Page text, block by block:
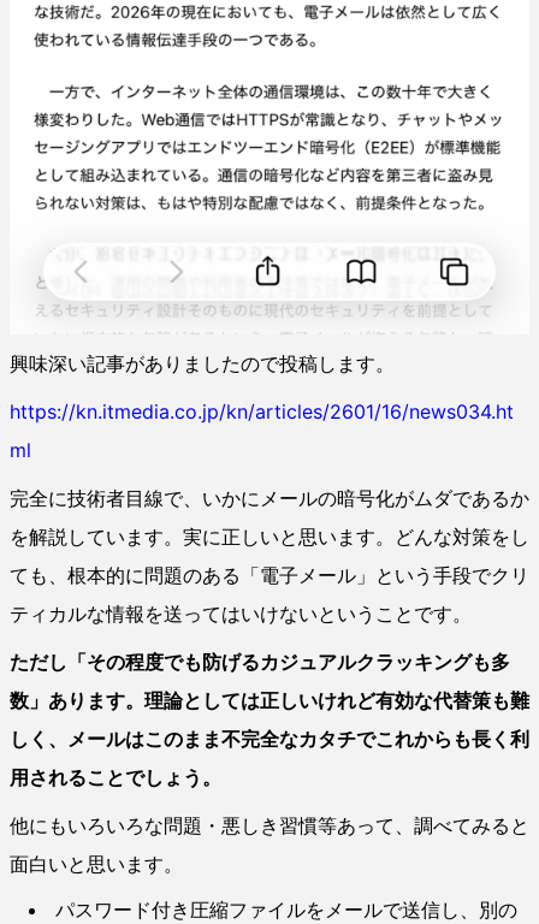
興味深い記事がありましたので投稿します。
https://kn.itmedia.co.jp/kn/articles/2601/16/news034.ht
ml
完全に技術者目線で、いかにメールの暗号化がムダであるか
を解説しています。実に正しいと思います。どんな対策をし
ても、根本的に問題のある「電子メール」という手段でクリ
ティカルな情報を送ってはいけないということです。
ただし「その程度でも防げるカジュアルクラッキングも多
数」あります。理論としては正しいけれど有効な代替策も難
しく、メールはこのまま不完全なカタチでこれからも長く利
用されることでしょう。
他にもいろいろな問題・悪しき習慣等あって、調べてみると
面白いと思います。
パスワード付き圧縮ファイルをメールで送信し、別の